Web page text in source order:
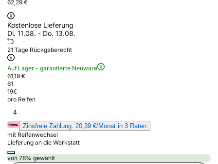
62,29 €
Kostenlose Lieferung
Di. 11.08. - Do. 13.08.
21 Tage Rückgaberecht
Auf Lager - garantierte Neuware
61,19 €
61
19€
pro Reifen
4
Zinsfreie Zahlung: 20,39 €/Monat in 3 Raten
mit Reifenwechsel
Lieferung an die Werkstatt
von 78% gewählt